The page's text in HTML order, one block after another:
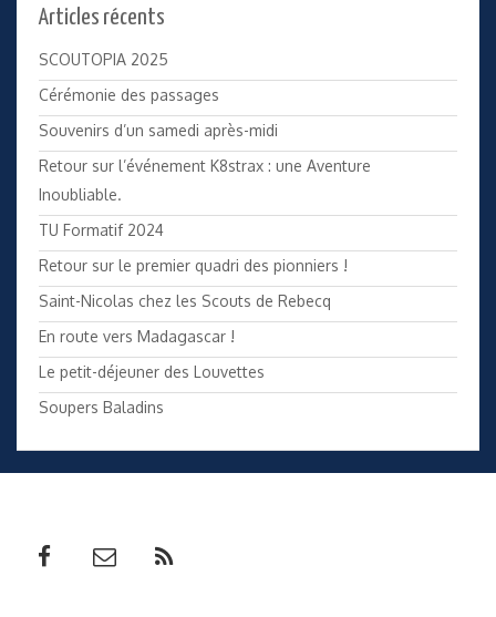
Articles récents
SCOUTOPIA 2025
Cérémonie des passages
Souvenirs d’un samedi après-midi
Retour sur l’événement K8strax : une Aventure
Inoubliable.
TU Formatif 2024
Retour sur le premier quadri des pionniers !
Saint-Nicolas chez les Scouts de Rebecq
En route vers Madagascar !
Le petit-déjeuner des Louvettes
Soupers Baladins